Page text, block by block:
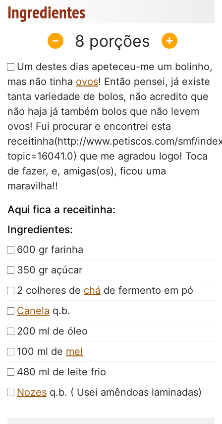
Ingredientes
8
Um destes dias apeteceu-me um bolinho,
mas não tinha ovos! Então pensei, já existe
tanta variedade de bolos, não acredito que
não haja já também bolos que não levem
ovos! Fui procurar e encontrei esta
receitinha(http://www.petiscos.com/smf/
topic=16041.0) que me agradou logo! Toca
de fazer, e, amigas(os), ficou uma
maravilha!!
Aqui fica a receitinha:
Ingredientes:
600 gr farinha
350 gr açúcar
2 colheres de chá de fermento em pó
Canela q.b.
200 ml de óleo
100 ml de mel
480 ml de leite frio
Nozes q.b. ( Usei amêndoas laminadas)